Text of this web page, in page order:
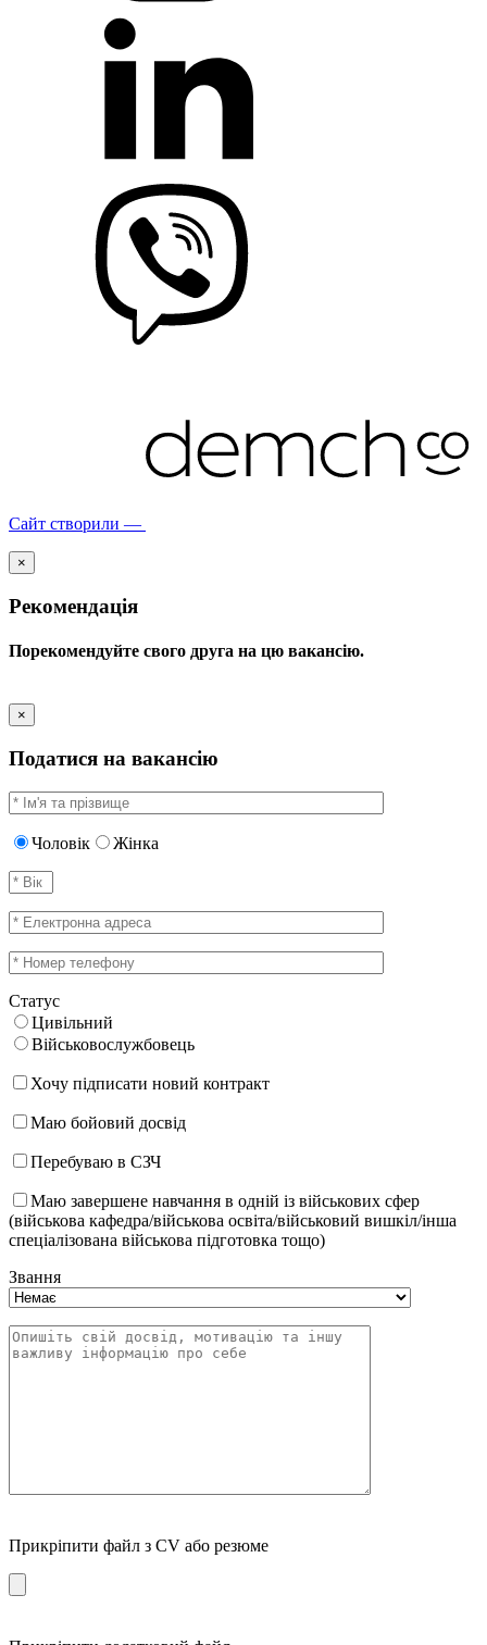
Сайт створили —
×
Рекомендація
Порекомендуйте свого друга на цю вакансію.
×
Податися на вакансію
Чоловік Жінка
Статус
Цивільний
Військовослужбовець
Хочу підписати новий контракт
Маю бойовий досвід
Перебуваю в СЗЧ
Маю завершене навчання в одній із військових сфер
(військова кафедра/військова освіта/військовий вишкіл/інша
спеціалізована військова підготовка тощо)
Звання
Прикріпити файл з CV або резюме